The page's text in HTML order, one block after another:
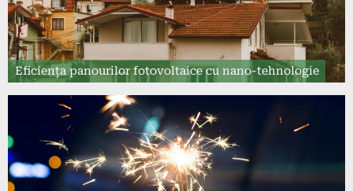
Eficiența panourilor fotovoltaice cu nano-tehnologie